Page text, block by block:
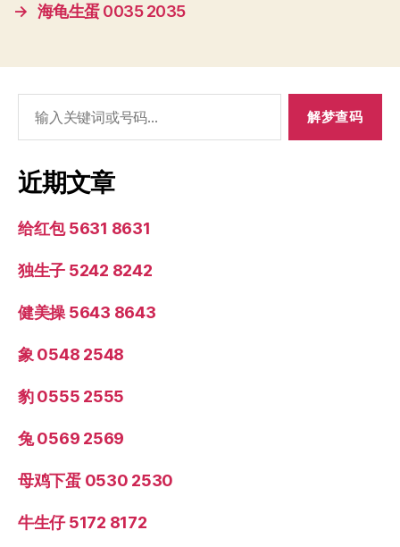
→ 海龟生蛋 0035 2035
索：
近期文章
给红包 5631 8631
独生子 5242 8242
健美操 5643 8643
象 0548 2548
豹 0555 2555
兔 0569 2569
母鸡下蛋 0530 2530
牛生仔 5172 8172